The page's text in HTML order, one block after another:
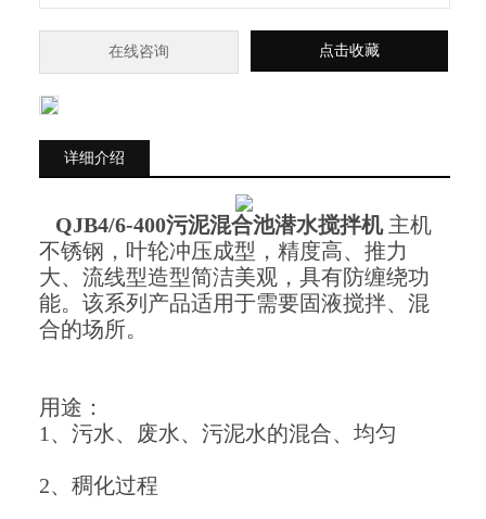
在线咨询 点击收藏
详细介绍
QJB4/6-400污泥混合池潜水搅拌机主机
不锈钢，叶轮冲压成型，精度高、推力
大、流线型造型简洁美观，具有防缠绕功
能。该系列产品适用于需要固液搅拌、混
合的场所。
用途：
1、污水、废水、污泥水的混合、均匀
2、稠化过程